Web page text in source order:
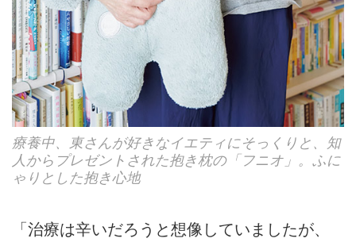
療養中、東さんが好きなイエティにそっくりと、知
人からプレゼントされた抱き枕の「フニオ」。ふに
ゃりとした抱き心地
「治療は辛いだろうと想像していましたが、